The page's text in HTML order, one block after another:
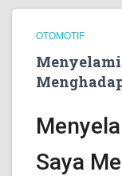
OTOMOTIF
Menyelami
Saya